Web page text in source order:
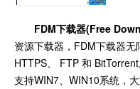
FDM下载器(Free
资源下载器，FDM下载器无
HTTPS、 FTP 和
支持WIN7、WIN10系统，